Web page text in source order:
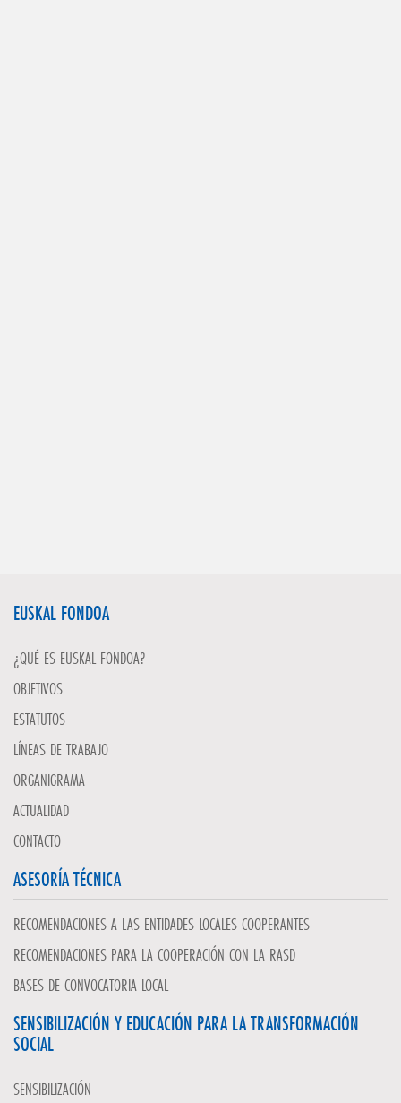
EUSKAL FONDOA
¿QUÉ ES EUSKAL FONDOA?
OBJETIVOS
ESTATUTOS
LÍNEAS DE TRABAJO
ORGANIGRAMA
ACTUALIDAD
CONTACTO
ASESORÍA TÉCNICA
RECOMENDACIONES A LAS ENTIDADES LOCALES COOPERANTES
RECOMENDACIONES PARA LA COOPERACIÓN CON LA RASD
BASES DE CONVOCATORIA LOCAL
SENSIBILIZACIÓN Y EDUCACIÓN PARA LA TRANSFORMACIÓN
SOCIAL
SENSIBILIZACIÓN